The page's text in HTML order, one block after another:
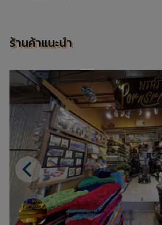
ร้านค้าแนะนำ